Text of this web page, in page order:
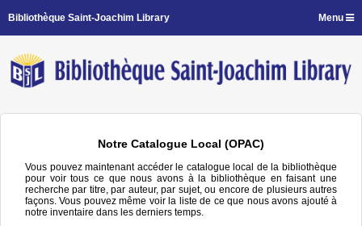
Bibliothèque Saint-Joachim Library Menu
Notre Catalogue Local (OPAC)
Vous pouvez maintenant accéder le catalogue local de la bibliothèque
pour voir tous ce que nous avons à la bibliothèque en faisant une
recherche par titre, par auteur, par sujet, ou encore de plusieurs autres
façons. Vous pouvez même voir la liste de ce que nous avons ajouté à
notre inventaire dans les derniers temps.